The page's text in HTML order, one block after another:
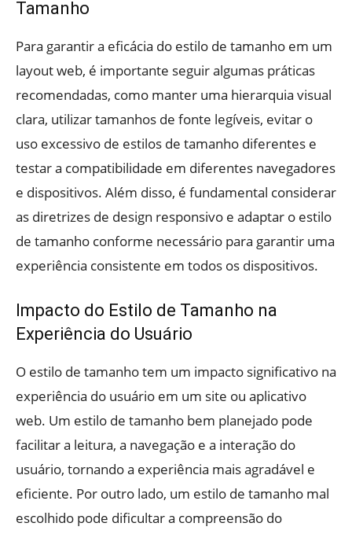
Tamanho
Para garantir a eficácia do estilo de tamanho em um
layout web, é importante seguir algumas práticas
recomendadas, como manter uma hierarquia visual
clara, utilizar tamanhos de fonte legíveis, evitar o
uso excessivo de estilos de tamanho diferentes e
testar a compatibilidade em diferentes navegadores
e dispositivos. Além disso, é fundamental considerar
as diretrizes de design responsivo e adaptar o estilo
de tamanho conforme necessário para garantir uma
experiência consistente em todos os dispositivos.
Impacto do Estilo de Tamanho na
Experiência do Usuário
O estilo de tamanho tem um impacto significativo na
experiência do usuário em um site ou aplicativo
web. Um estilo de tamanho bem planejado pode
facilitar a leitura, a navegação e a interação do
usuário, tornando a experiência mais agradável e
eficiente. Por outro lado, um estilo de tamanho mal
escolhido pode dificultar a compreensão do